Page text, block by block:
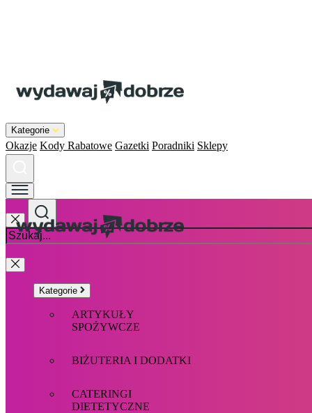
Kategorie
Okazje Kody Rabatowe Gazetki Poradniki Sklepy
Kategorie
ARTYKUŁY
SPOŻYWCZE
BIŻUTERIA I DODATKI
CATERINGI
DIETETYCZNE